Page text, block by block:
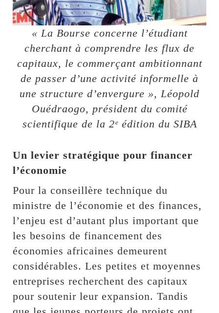
« La Bourse concerne l’étudiant
cherchant à comprendre les flux de
capitaux, le commerçant ambitionnant
de passer d’une activité informelle à
une structure d’envergure », Léopold
Ouédraogo, président du comité
scientifique de la 2ᵉ édition du SIBA
Un levier stratégique pour financer
l’économie
Pour la conseillère technique du
ministre de l’économie et des finances,
l’enjeu est d’autant plus important que
les besoins de financement des
économies africaines demeurent
considérables. Les petites et moyennes
entreprises recherchent des capitaux
pour soutenir leur expansion. Tandis